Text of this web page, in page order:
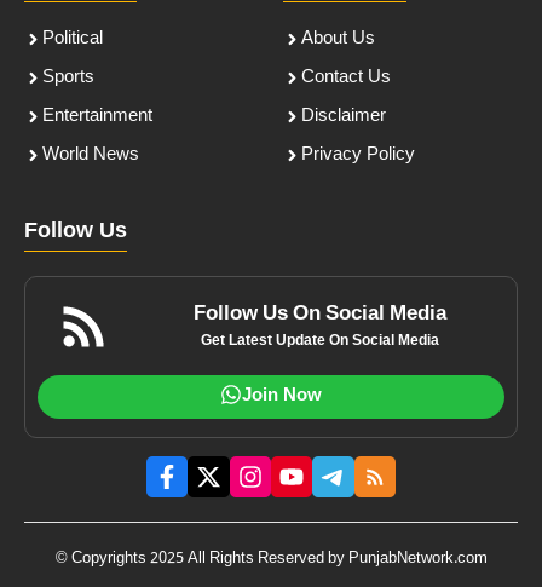
Political
Sports
Entertainment
World News
About Us
Contact Us
Disclaimer
Privacy Policy
Follow Us
Follow Us On Social Media
Get Latest Update On Social Media
Join Now
© Copyrights 2025 All Rights Reserved by PunjabNetwork.com